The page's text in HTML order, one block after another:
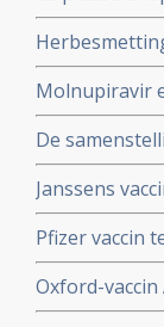
besmetting
- Covid-19
Molnupiravir
virussen,
coronavirus
De
COVID-19,
Janssens
vaccin tegen
Pfizer vaccin
met 90
Oxford-
Covid-19